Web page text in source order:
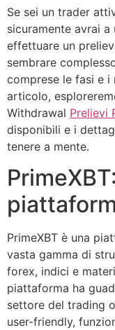
Se sei un trader
sicuramente avrai
effettuare un
sembrare
comprese le fasi e i
articolo,
Withdrawal Prelievi
disponibili e i
tenere a mente.
PrimeXBT è una
vasta gamma di
forex, indici e
piattaforma ha
settore del trading
user-friendly,